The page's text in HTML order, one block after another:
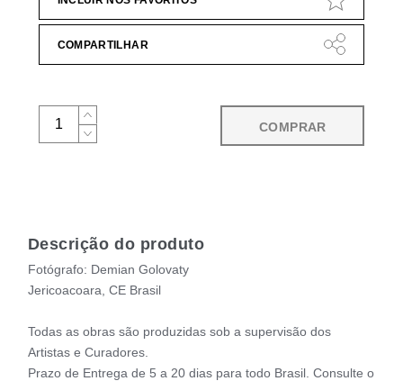
COMPARTILHAR
COMPRAR
Descrição do produto
Fotógrafo: Demian Golovaty
Jericoacoara, CE Brasil
Todas as obras são produzidas sob a supervisão dos
Artistas e Curadores.
Prazo de Entrega de 5 a 20 dias para todo Brasil. Consulte o